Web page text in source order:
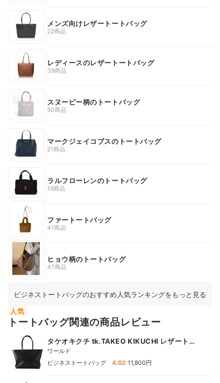
メンズ向けレザートートバッグ
22商品
レディースのレザートートバッグ
39商品
スヌーピー柄のトートバッグ
50商品
マークジェイコブスのトートバッグ
21商品
ラルフローレンのトートバッグ
19商品
ファートートバッグ
41商品
ヒョウ柄のトートバッグ
47商品
ビジネストートバッグのおすすめ人気ランキングをもっと見る
人気
トートバッグ関連の商品レビュー
タケオキクチ tk.TAKEO KIKUCHI レザートー
トバッグ
ワールド
ビジネストートバッグ
4.02 11,800円